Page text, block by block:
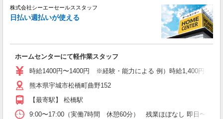
株式会社シーエーセールススタッフ
日払い週払いが使える
ホームセンターにて軽作業スタッフ
時給1400円〜1400円 ※経験・能力による 例）時給1,400円×実働
熊本県宇城市松橋町曲野152
【最寄駅】 松橋駅
9:00〜17:00（実働7時間 休憩60分） 残業ほぼなし 即日〜 随